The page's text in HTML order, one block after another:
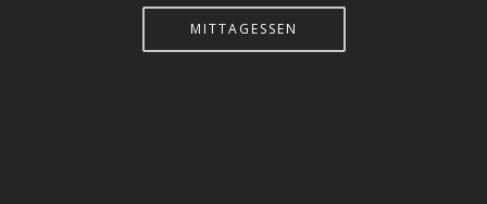
MITTAGESSEN